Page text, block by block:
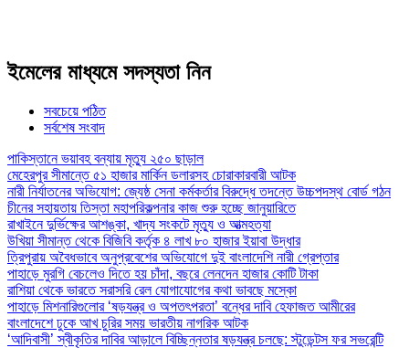
ইমেলের মাধ্যমে সদস্যতা নিন
সবচেয়ে পঠিত
সর্বশেষ সংবাদ
পাকিস্তানে ভয়াবহ বন্যায় মৃত্যু ২৫০ ছাড়াল
মেহেরপুর সীমান্তে ৫১ হাজার মার্কিন ডলারসহ চোরাকারবারী আটক
নারী নির্যাতনের অভিযোগ: জ্যেষ্ঠ সেনা কর্মকর্তার বিরুদ্ধে তদন্তে উচ্চপদস্থ বোর্ড গঠন
চীনের সহায়তায় তিস্তা মহাপরিকল্পনার কাজ শুরু হচ্ছে জানুয়ারিতে
রাখাইনে দুর্ভিক্ষের আশঙ্কা, খাদ্য সংকটে মৃত্যু ও আত্মহত্যা
উখিয়া সীমান্ত থেকে বিজিবি কর্তৃক ৪ লাখ ৮০ হাজার ইয়াবা উদ্ধার
ত্রিপুরায় অবৈধভাবে অনুপ্রবেশের অভিযোগে দুই বাংলাদেশি নারী গ্রেপ্তার
পাহাড়ে মুরগি বেচলেও দিতে হয় চাঁদা, বছরে লেনদেন হাজার কোটি টাকা
রাশিয়া থেকে ভারতে সরাসরি রেল যোগাযোগের কথা ভাবছে মস্কো
পাহাড়ে মিশনারিগুলোর ‘ষড়যন্ত্র ও অপতৎপরতা’ বন্ধের দাবি হেফাজত আমীরের
বাংলাদেশে ঢুকে আখ চুরির সময় ভারতীয় নাগরিক আটক
‘আদিবাসী’ স্বীকৃতির দাবির আড়ালে বিচ্ছিন্নতার ষড়যন্ত্র চলছে: স্টুডেন্টস ফর সভরেন্টি